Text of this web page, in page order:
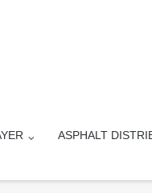
ASPHALT